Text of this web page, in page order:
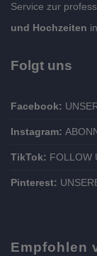
Service zur
und Hochzeiten
Folgt uns
Facebook:
Instagram:
TikTok: FOLLOW
Pinterest:
Empfohlen